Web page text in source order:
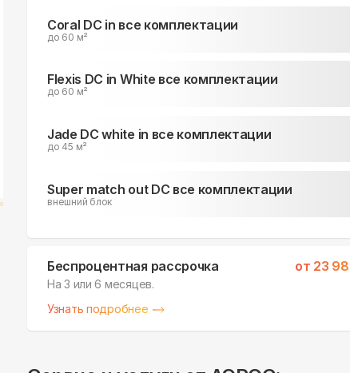
Coral DC in все комплектации
до 60 м²
Flexis DC in White все комплектации
до 60 м²
Jade DC white in все комплектации
до 45 м²
Super match out DC все комплектации
внешний блок
Беспроцентная рассрочка от 23
На 3 или 6 месяцев.
Узнать подробнее